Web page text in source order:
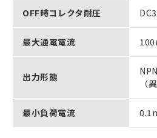
OFF時コレクタ耐圧
最大通電電流
出力形態
（
最小負荷電流